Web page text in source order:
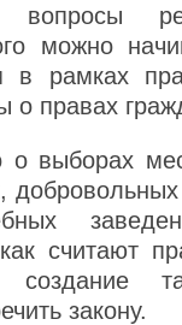
можно
в рамках
о правах
о выборах
считают
закону.